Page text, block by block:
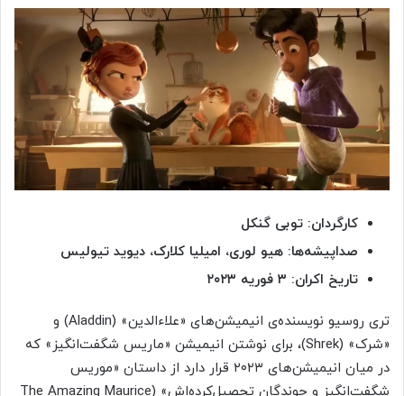
کارگردان: توبی گنکل
صداپیشه‌ها: هیو لوری، امیلیا کلارک، دیوید تیولیس
تاریخ اکران: ۳ فوریه ۲۰۲۳
تری روسیو نویسنده‌ی انیمیشن‌های «علاءالدین» (Aladdin) و
«شرک» (Shrek)، برای نوشتن انیمیشن «ماریس شگفت‌انگیز» که
در میان انیمیشن‌های ۲۰۲۳ قرار دارد از داستان «موریس
شگفت‌انگیز و جوندگان تحصیل‌کرده‌اش» (The Amazing Maurice